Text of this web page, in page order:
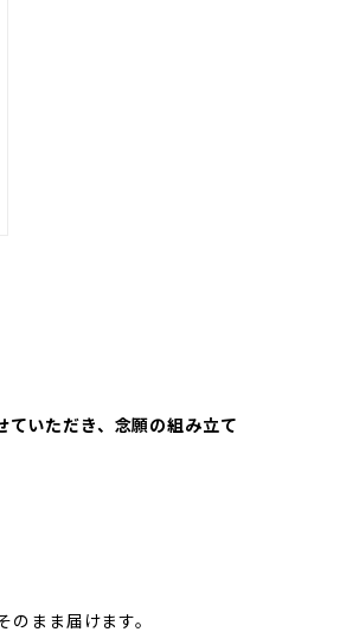
いただき、念願の組み立て
まま届けます。